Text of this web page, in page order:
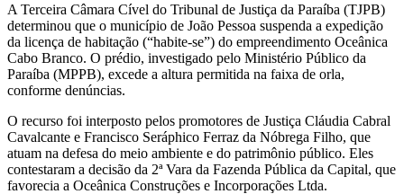
A Terceira Câmara Cível do Tribunal de Justiça da Paraíba (TJPB)
determinou que o município de João Pessoa suspenda a expedição
da licença de habitação (“habite-se”) do empreendimento Oceânica
Cabo Branco. O prédio, investigado pelo Ministério Público da
Paraíba (MPPB), excede a altura permitida na faixa de orla,
conforme denúncias.
O recurso foi interposto pelos promotores de Justiça Cláudia Cabral
Cavalcante e Francisco Seráphico Ferraz da Nóbrega Filho, que
atuam na defesa do meio ambiente e do patrimônio público. Eles
contestaram a decisão da 2ª Vara da Fazenda Pública da Capital, que
favorecia a Oceânica Construções e Incorporações Ltda.